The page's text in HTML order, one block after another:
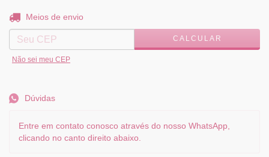
Entregas para o CEP:
Meios de envio
CALCULAR
Não sei meu CEP
Dúvidas
Entre em contato conosco através do nosso WhatsApp,
clicando no canto direito abaixo.